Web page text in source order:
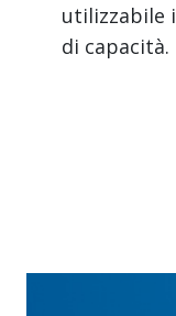
utilizzabile
di capacità.